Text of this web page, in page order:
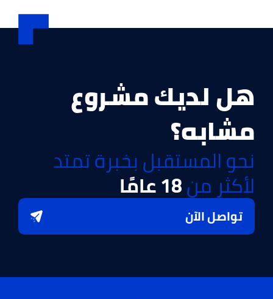
هل لديك مشروع
مشابه؟
نحو المستقبل بخبرة تمتد
لأكثر من18 عامًا
تواصل الآن